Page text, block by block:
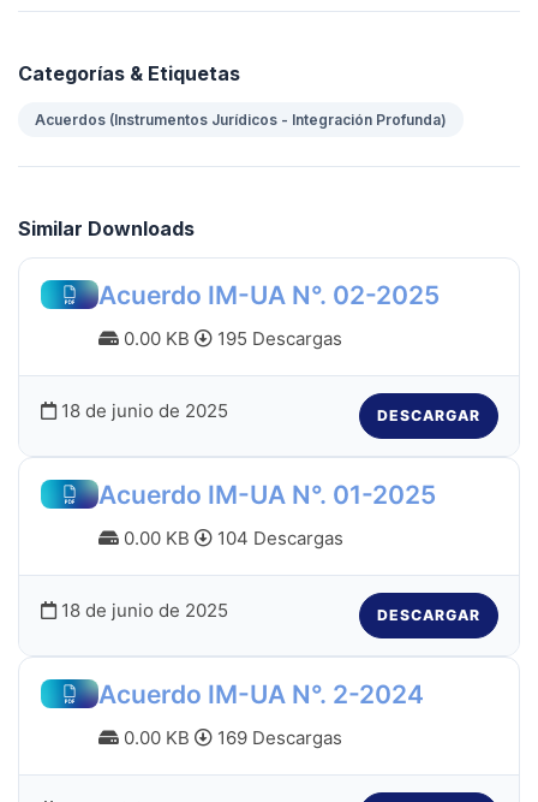
Categorías & Etiquetas
Acuerdos (Instrumentos Jurídicos - Integración Profunda)
Similar Downloads
Acuerdo IM-UA N°. 02-2025
0.00 KB 195 Descargas
18 de junio de 2025 DESCARGAR
Acuerdo IM-UA N°. 01-2025
0.00 KB 104 Descargas
18 de junio de 2025 DESCARGAR
Acuerdo IM-UA N°. 2-2024
0.00 KB 169 Descargas